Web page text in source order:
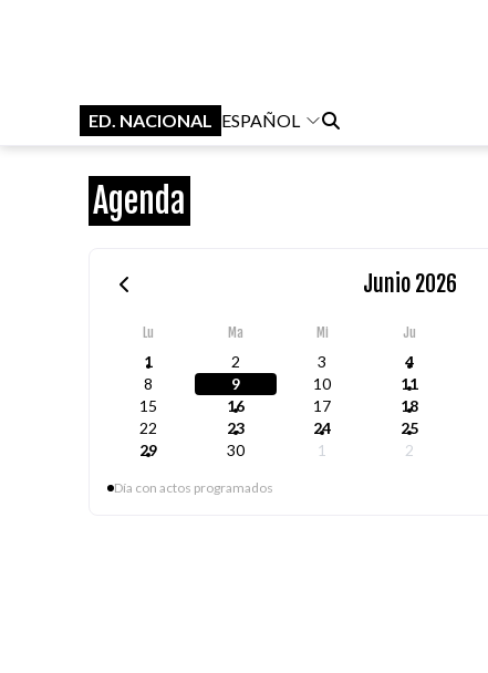
ED. NACIONAL ESPAÑOL
Agenda
Junio 2026
Lu Ma Mi Ju
1 2 3 4
8
9 10 11
15
16 17 18
22
23 24 25
29
30 1 2
Día con actos programados